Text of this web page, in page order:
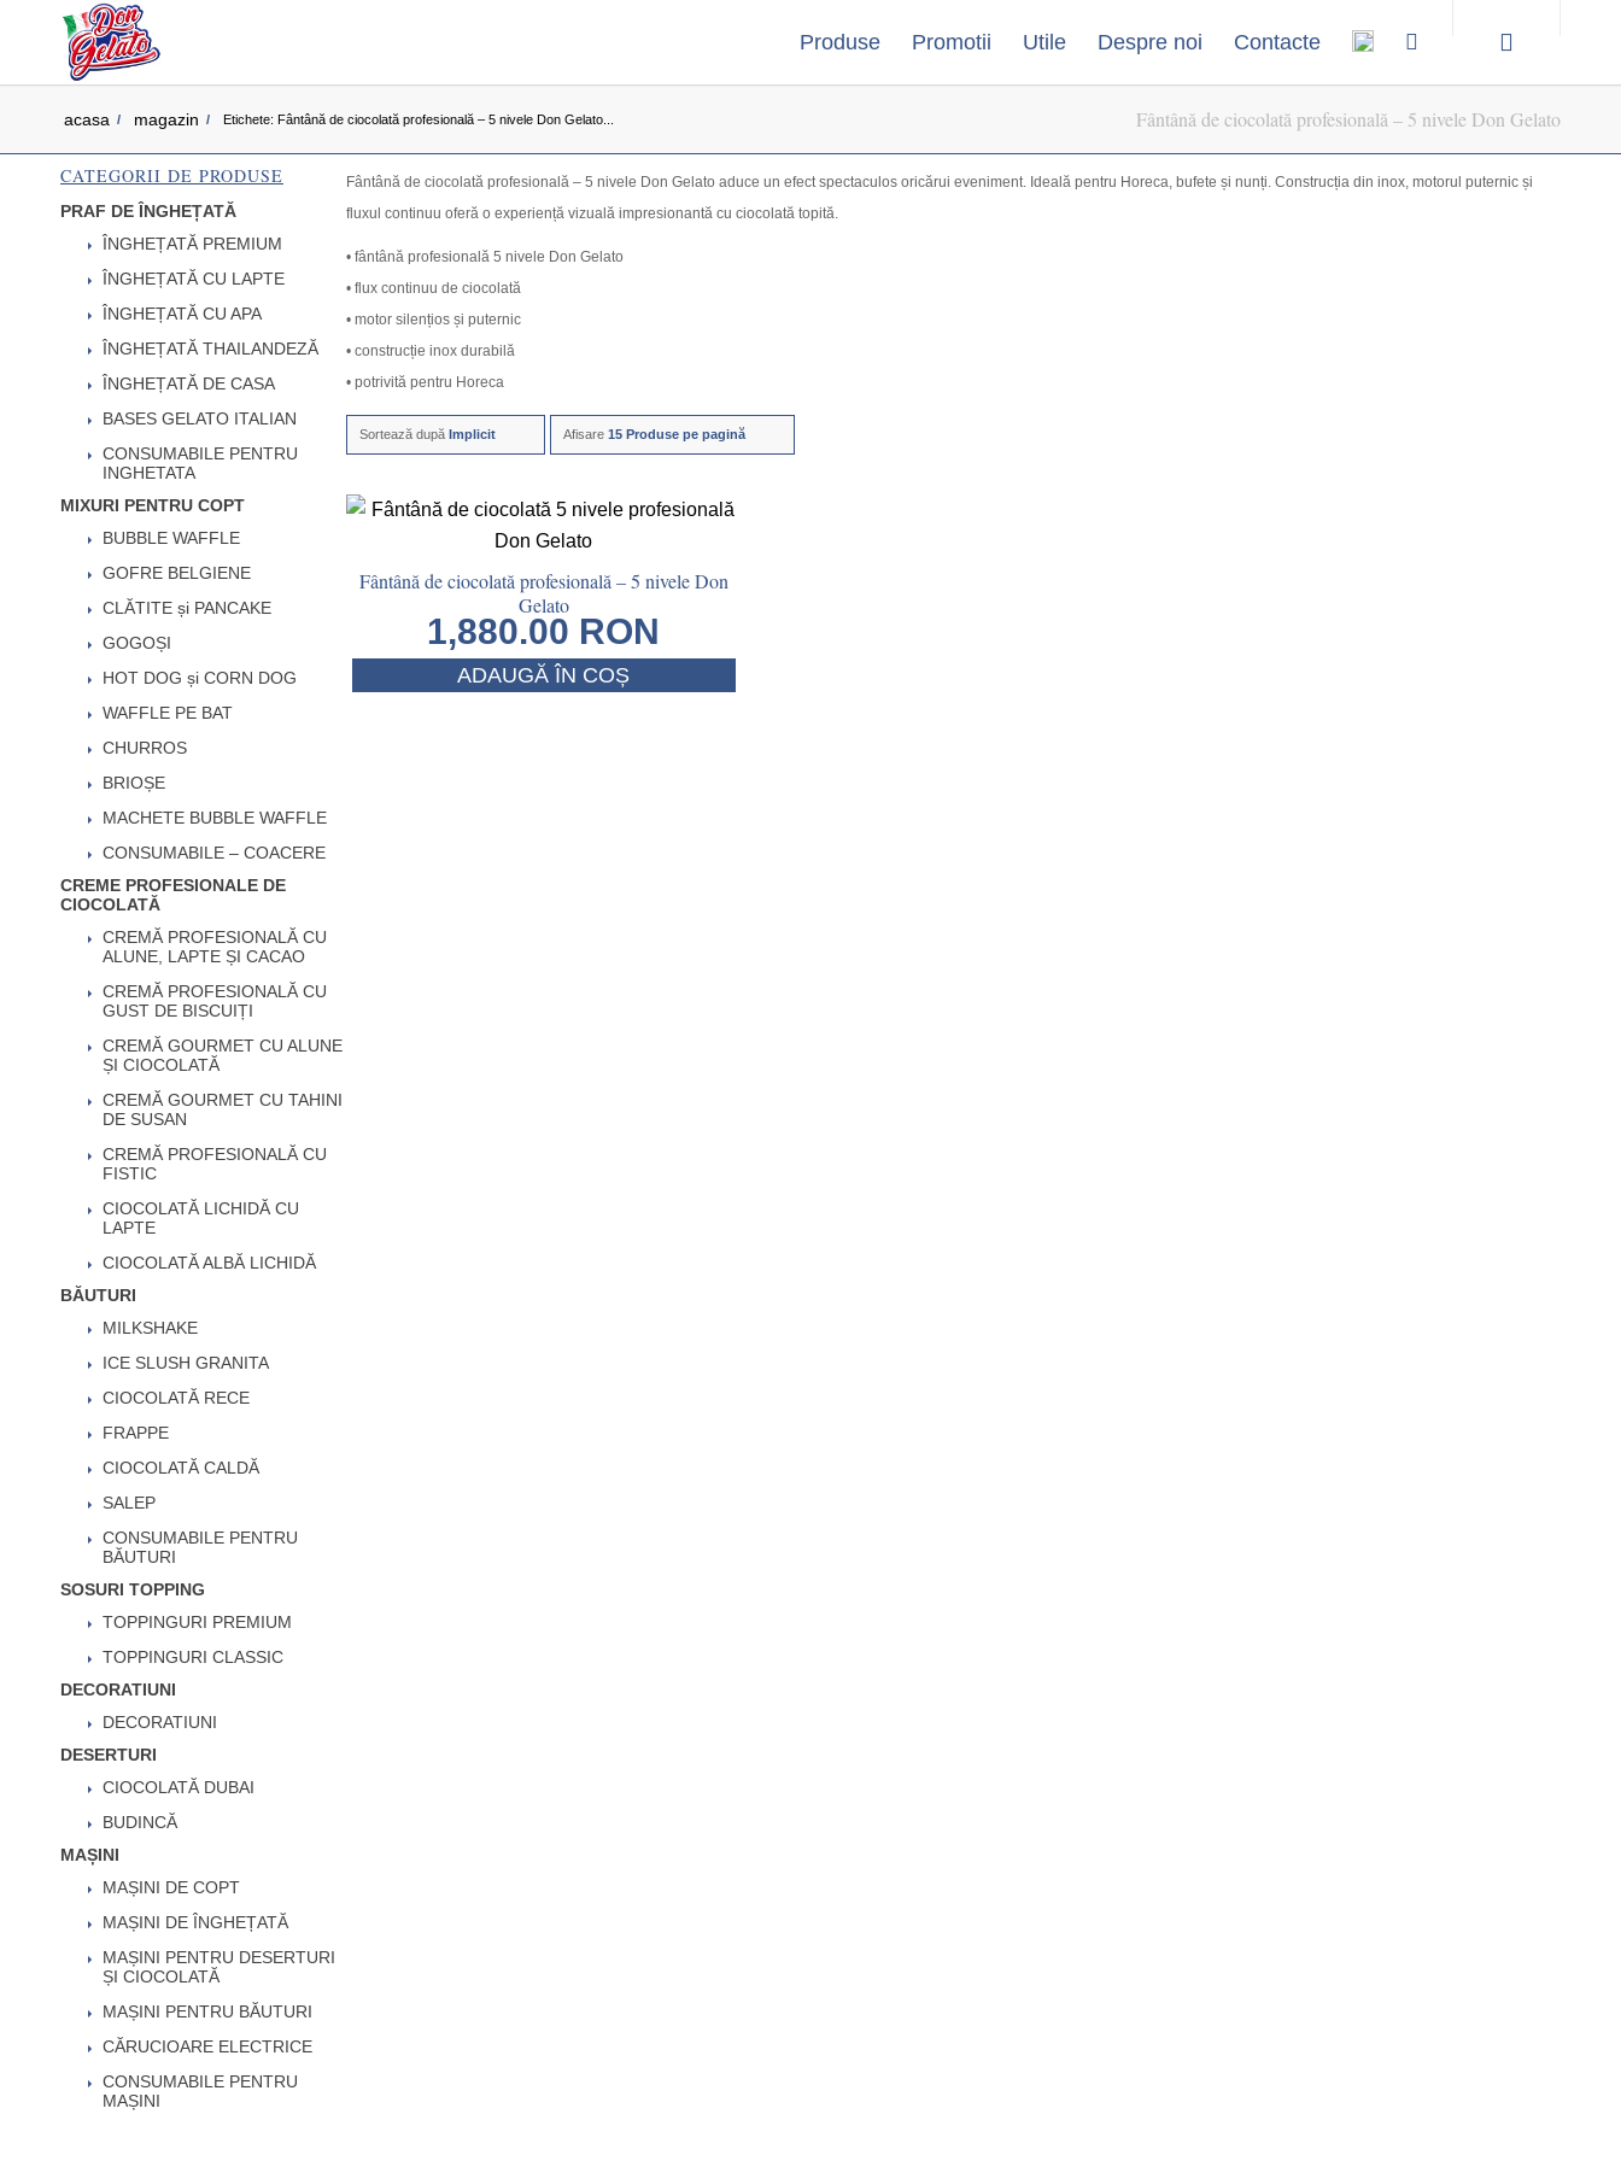
Produse Promotii Utile Despre noi Contacte
Fântână de ciocolată profesională – 5 nivele Don Gelato
acasa / magazin / Etichete: Fântână de ciocolată profesională – 5 nivele Don Gelato...
Fântână de ciocolată profesională – 5 nivele Don Gelato aduce un efect spectaculos oricărui eveniment. Ideală pentru Horeca, bufete și nunți. Construcția din inox, motorul puternic și
fluxul continuu oferă o experiență vizuală impresionantă cu ciocolată topită.
• fântână profesională 5 nivele Don Gelato
• flux continuu de ciocolată
• motor silențios și puternic
• construcție inox durabilă
• potrivită pentru Horeca
Sortează după Implicit Afisare 15 Produse pe pagină
Fântână de ciocolată profesională – 5 nivele Don
Gelato
1,880.00 RON
ADAUGĂ ÎN COȘ
CATEGORII DE PRODUSE
PRAF DE ÎNGHEȚATĂ
ÎNGHEȚATĂ PREMIUM
ÎNGHEȚATĂ CU LAPTE
ÎNGHEȚATĂ CU APA
ÎNGHEȚATĂ THAILANDEZĂ
ÎNGHEȚATĂ DE CASA
BASES GELATO ITALIAN
CONSUMABILE PENTRU
INGHETATA
MIXURI PENTRU COPT
BUBBLE WAFFLE
GOFRE BELGIENE
CLĂTITE și PANCAKE
GOGOȘI
HOT DOG și CORN DOG
WAFFLE PE BAT
CHURROS
BRIOȘE
MACHETE BUBBLE WAFFLE
CONSUMABILE – COACERE
CREME PROFESIONALE DE
CIOCOLATĂ
CREMĂ PROFESIONALĂ CU
ALUNE, LAPTE ȘI CACAO
CREMĂ PROFESIONALĂ CU
GUST DE BISCUIȚI
CREMĂ GOURMET CU ALUNE
ȘI CIOCOLATĂ
CREMĂ GOURMET CU TAHINI
DE SUSAN
CREMĂ PROFESIONALĂ CU
FISTIC
CIOCOLATĂ LICHIDĂ CU
LAPTE
CIOCOLATĂ ALBĂ LICHIDĂ
BĂUTURI
MILKSHAKE
ICE SLUSH GRANITA
CIOCOLATĂ RECE
FRAPPE
CIOCOLATĂ CALDĂ
SALEP
CONSUMABILE PENTRU
BĂUTURI
SOSURI TOPPING
TOPPINGURI PREMIUM
TOPPINGURI CLASSIC
DECORATIUNI
DECORATIUNI
DESERTURI
CIOCOLATĂ DUBAI
BUDINCĂ
MAȘINI
MAȘINI DE COPT
MAȘINI DE ÎNGHEȚATĂ
MAȘINI PENTRU DESERTURI
ȘI CIOCOLATĂ
MAȘINI PENTRU BĂUTURI
CĂRUCIOARE ELECTRICE
CONSUMABILE PENTRU
MAȘINI